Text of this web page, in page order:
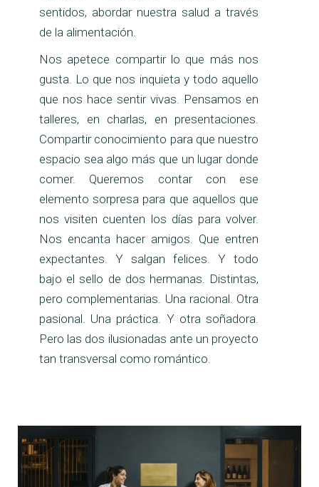
sentidos, abordar nuestra salud a través
de la alimentación.
Nos apetece compartir lo que más nos
gusta. Lo que nos inquieta y todo aquello
que nos hace sentir vivas. Pensamos en
talleres, en charlas, en presentaciones.
Compartir conocimiento para que nuestro
espacio sea algo más que un lugar donde
comer. Queremos contar con ese
elemento sorpresa para que aquellos que
nos visiten cuenten los días para volver.
Nos encanta hacer amigos. Que entren
expectantes. Y salgan felices. Y todo
bajo el sello de dos hermanas. Distintas,
pero complementarias. Una racional. Otra
pasional. Una práctica. Y otra soñadora.
Pero las dos ilusionadas ante un proyecto
tan transversal como romántico.